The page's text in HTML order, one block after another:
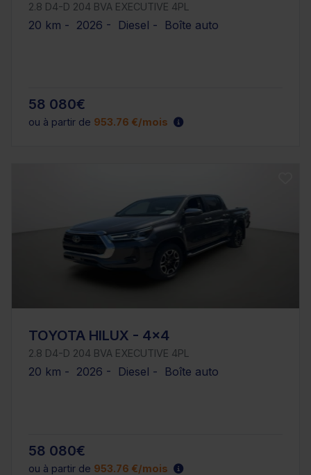
2.8 D4-D 204 BVA EXECUTIVE 4PL
20 km - 2026 - Diesel - Boîte auto
58 080€
ou à partir de 953.76 €/mois
TOYOTA HILUX - 4x4
2.8 D4-D 204 BVA EXECUTIVE 4PL
20 km - 2026 - Diesel - Boîte auto
58 080€
ou à partir de 953.76 €/mois